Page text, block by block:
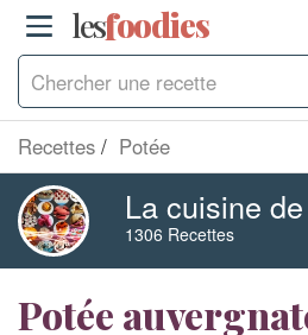
lesfoodies
Recettes Potée
La cuisine
1306 Recettes
Potée